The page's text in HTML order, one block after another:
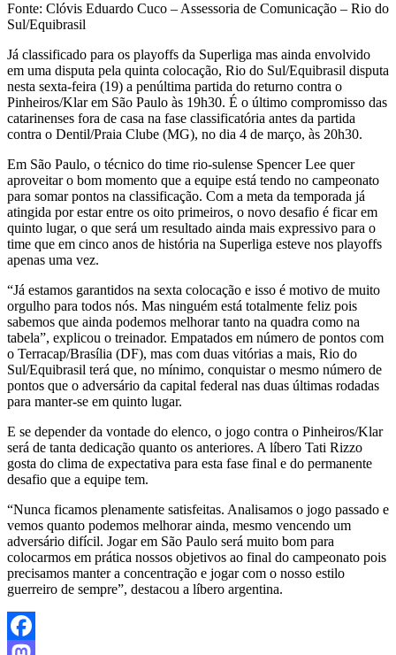
Fonte: Clóvis Eduardo Cuco – Assessoria de Comunicação – Rio do
Sul/Equibrasil
Já classificado para os playoffs da Superliga mas ainda envolvido
em uma disputa pela quinta colocação, Rio do Sul/Equibrasil disputa
nesta sexta-feira (19) a penúltima partida do returno contra o
Pinheiros/Klar em São Paulo às 19h30. É o último compromisso das
catarinenses fora de casa na fase classificatória antes da partida
contra o Dentil/Praia Clube (MG), no dia 4 de março, às 20h30.
Em São Paulo, o técnico do time rio-sulense Spencer Lee quer
aproveitar o bom momento que a equipe está tendo no campeonato
para somar pontos na classificação. Com a meta da temporada já
atingida por estar entre os oito primeiros, o novo desafio é ficar em
quinto lugar, o que será um resultado ainda mais expressivo para o
time que em cinco anos de história na Superliga esteve nos playoffs
apenas uma vez.
“Já estamos garantidos na sexta colocação e isso é motivo de muito
orgulho para todos nós. Mas ninguém está totalmente feliz pois
sabemos que ainda podemos melhorar tanto na quadra como na
tabela”, explicou o treinador. Empatados em número de pontos com
o Terracap/Brasília (DF), mas com duas vitórias a mais, Rio do
Sul/Equibrasil terá que, no mínimo, conquistar o mesmo número de
pontos que o adversário da capital federal nas duas últimas rodadas
para manter-se em quinto lugar.
E se depender da vontade do elenco, o jogo contra o Pinheiros/Klar
será de tanta dedicação quanto os anteriores. A líbero Tati Rizzo
gosta do clima de expectativa para esta fase final e do permanente
desafio que a equipe tem.
“Nunca ficamos plenamente satisfeitas. Analisamos o jogo passado e
vemos quanto podemos melhorar ainda, mesmo vencendo um
adversário difícil. Jogar em São Paulo será muito bom para
colocarmos em prática nossos objetivos ao final do campeonato pois
precisamos manter a concentração e jogar com o nosso estilo
guerreiro de sempre”, destacou a líbero argentina.